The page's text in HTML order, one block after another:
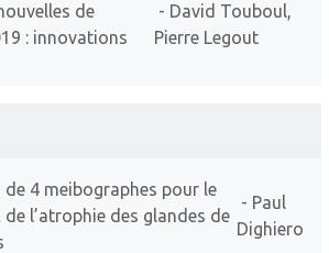
de
: innovations
- David Touboul,
Pierre Legout
de 4 meibographes pour le
l’atrophie des glandes de
- Paul
Dighiero